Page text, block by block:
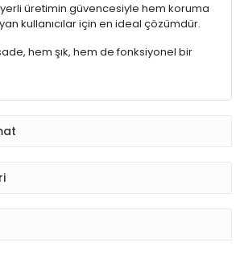
üretimin güvencesiyle hem koruma
kullanıcılar için en ideal çözümdür.
hem şık, hem de fonksiyonel bir